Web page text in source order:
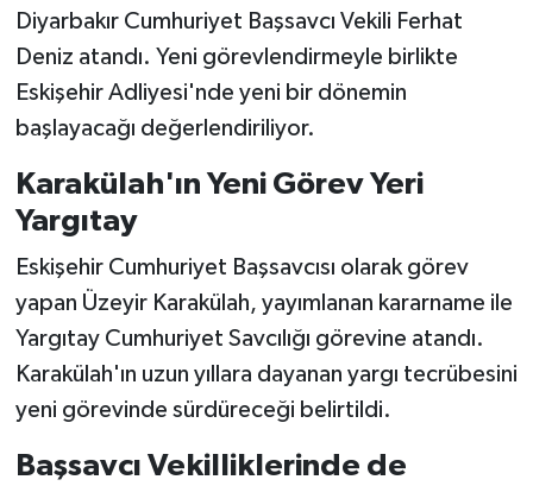
Diyarbakır Cumhuriyet Başsavcı Vekili Ferhat
Deniz atandı. Yeni görevlendirmeyle birlikte
Eskişehir Adliyesi'nde yeni bir dönemin
başlayacağı değerlendiriliyor.
Karakülah'ın Yeni Görev Yeri
Yargıtay
Eskişehir Cumhuriyet Başsavcısı olarak görev
yapan Üzeyir Karakülah, yayımlanan kararname ile
Yargıtay Cumhuriyet Savcılığı görevine atandı.
Karakülah'ın uzun yıllara dayanan yargı tecrübesini
yeni görevinde sürdüreceği belirtildi.
Başsavcı Vekilliklerinde de